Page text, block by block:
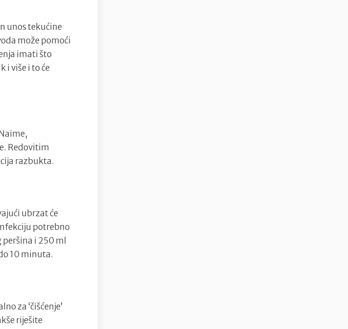
unos tekućine
može pomoći
imati što
i više i to će
Redovitim
razbukta.
ubrzat će
potrebno
i 250 ml
10 minuta.
za ‘čišćenje’
riješite